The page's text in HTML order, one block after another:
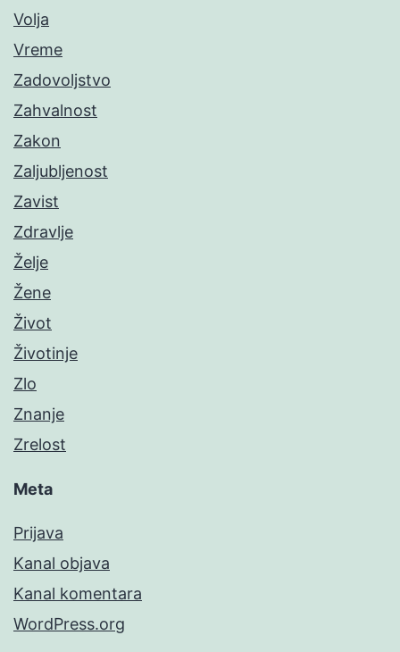
Volja
Vreme
Zadovoljstvo
Zahvalnost
Zakon
Zaljubljenost
Zavist
Zdravlje
Želje
Žene
Život
Životinje
Zlo
Znanje
Zrelost
Meta
Prijava
Kanal objava
Kanal komentara
WordPress.org